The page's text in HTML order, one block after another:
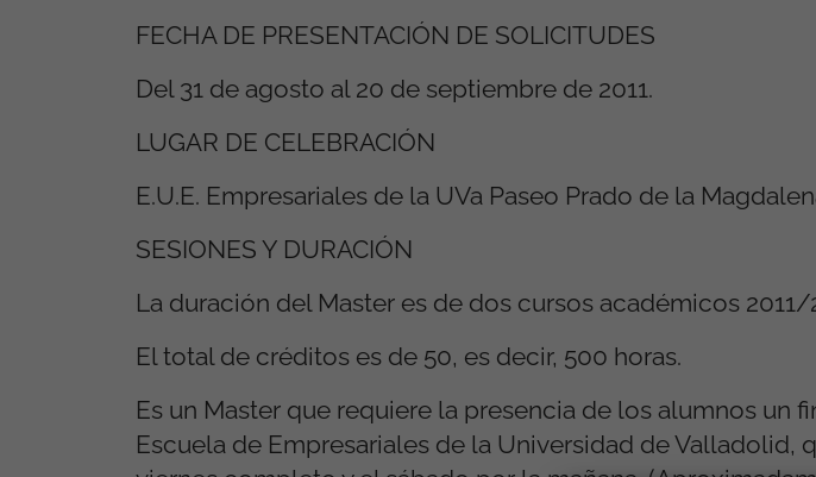
FECHA DE PRESENTACIÓN DE SOLICITUDES
Del 31 de agosto al 20 de septiembre de 2011.
LUGAR DE CELEBRACIÓN
E.U.E. Empresariales de la UVa Paseo Prado de la
SESIONES Y DURACIÓN
La duración del Master es de dos cursos académicos 2011/
El total de créditos es de 50, es decir, 500 horas.
Es un Master que requiere la presencia de los alumnos un
Escuela de Empresariales de la Universidad de Valladolid,